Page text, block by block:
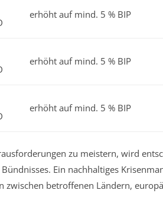
erhöht auf mind. 5 % BIP
erhöht auf mind. 5 % BIP
erhöht auf mind. 5 % BIP
zu meistern, wird
Ein nachhaltiges
zwischen betroffenen Ländern,